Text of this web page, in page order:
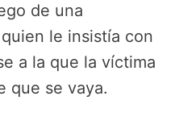
de una
le insistía con
a la que la víctima
que se vaya.